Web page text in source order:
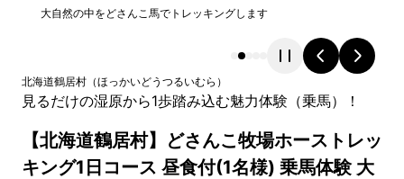
大自然の中をどさんこ馬でトレッキングします
北海道鶴居村 （ほっかいどう つるいむら ）
見るだけの湿原から1歩踏み込む魅力体験（乗馬）！
【北海道鶴居村】どさんこ牧場ホーストレッ
キング1日コース 昼食付(1名様) 乗馬体験 大